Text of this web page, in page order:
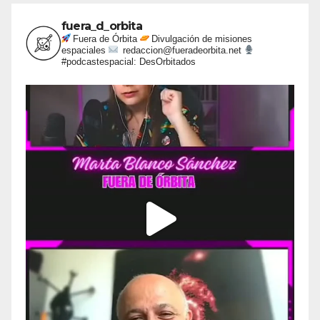
fuera_d_orbita
Fuera de Órbita
Divulgación de misiones
espaciales
redaccion@fueradeorbita.net
#podcastespacial: DesOrbitados